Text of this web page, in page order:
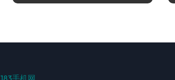
183手机网